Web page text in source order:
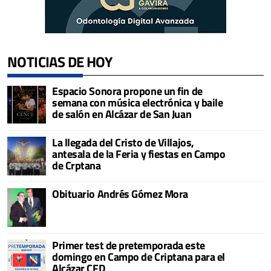
NOTICIAS DE HOY
Espacio Sonora propone un fin de
semana con música electrónica y baile
de salón en Alcázar de San Juan
La llegada del Cristo de Villajos,
antesala de la Feria y fiestas en Campo
de Crptana
Obituario Andrés Gómez Mora
Primer test de pretemporada este
domingo en Campo de Criptana para el